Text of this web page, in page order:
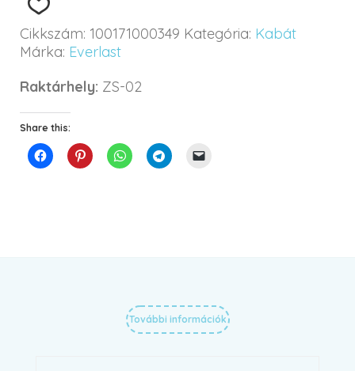
Cikkszám: 100171000349 Kategória: Kabát
Márka: Everlast
Raktárhely: ZS-02
Share this:
További információk